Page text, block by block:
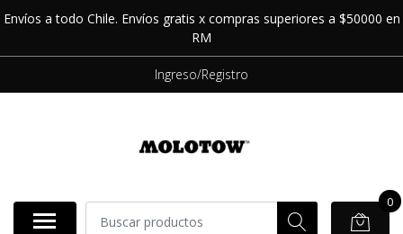
Envíos a todo Chile. Envíos gratis x compras superiores a $50000 en
RM
Ingreso/Registro
0